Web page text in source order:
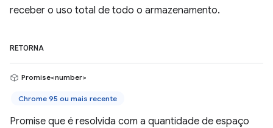
receber o uso total de todo o armazenamento.
RETORNA
Promise<number>
Chrome 95 ou mais recente
Promise que é resolvida com a quantidade de espaço